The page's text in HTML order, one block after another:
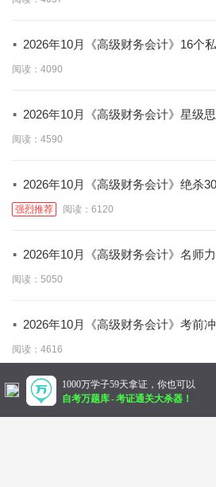
· 2026年10月《高级财务会计》16个
阅读：4090
· 2026年10月《高级财务会计》星级
阅读：4590
· 2026年10月《高级财务会计》绝杀
强烈推荐 阅读：6120
· 2026年10月《高级财务会计》名师
阅读：5050
· 2026年10月《高级财务会计》考前
阅读：4616
暂无更多
1000万学子59天拿证，你也可以
自考万题库-考证通关大杀器！